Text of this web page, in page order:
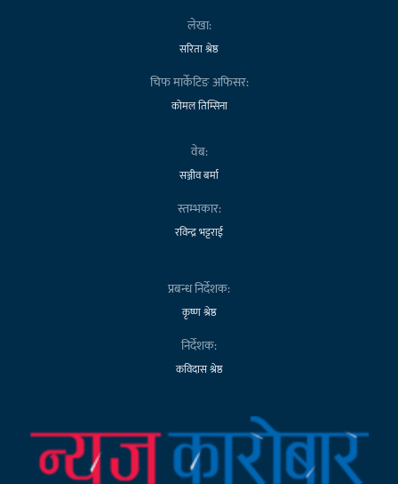
लेखा:
सरिता श्रेष्ठ
चिफ मार्केटिङ अफिसर:
कोमल तिम्सिना
वेब:
सञ्जीव बर्मा
स्तम्भकार:
रविन्द्र भट्टराई
प्रबन्ध निर्देशक:
कृष्ण श्रेष्ठ
निर्देशक:
कविदास श्रेष्ठ